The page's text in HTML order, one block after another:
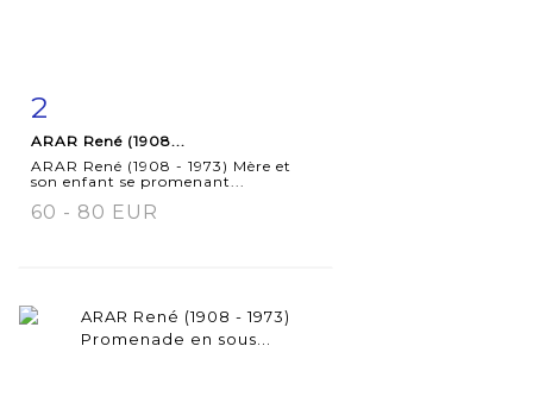
détaillée
2
ARAR René (1908...
ARAR René (1908 - 1973) Mère et
son enfant se promenant...
60 - 80 EUR